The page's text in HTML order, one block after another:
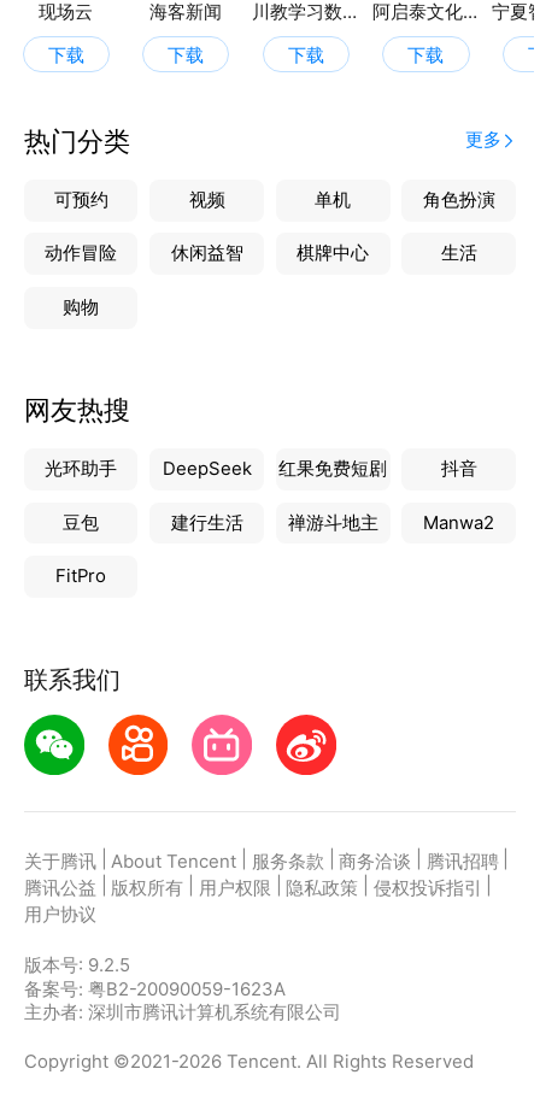
现场云
下载
海客新闻
下载
川教学习数字资源
下载
阿启泰文化艺术
下载
热门分类 更多
可预约 视频 单机 角色扮演
动作冒险 休闲益智 棋牌中心 生活
购物
网友热搜
光环助手 DeepSeek 红果免费短剧 抖音
豆包 建行生活 禅游斗地主 Manwa2
FitPro
联系我们
关于腾讯 About Tencent 服务条款 商务洽谈 腾讯招聘
腾讯公益
版权所有 用户权限 隐私政策 侵权投诉指引
用户协议
版本号: 9.2.5
备案号: 粤B2-20090059-1623A
主办者: 深圳市腾讯计算机系统有限公司
Copyright ©2021-2026 Tencent. All Rights Reserved